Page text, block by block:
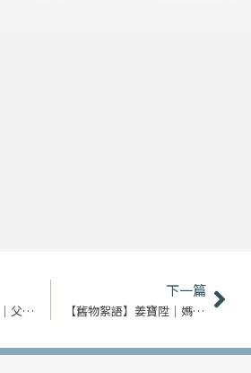
【舊物絮語】楊家駿｜父親的最後一張金箔
下一篇
【舊物絮語】姜寶陞｜媽媽的傳家寶－簸籮
下